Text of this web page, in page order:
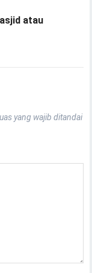
atau
yang wajib ditandai